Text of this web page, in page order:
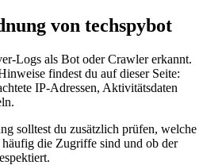
von techspybot
Logs als Bot oder Crawler erkannt.
findest du auf dieser Seite:
IP-Adressen, Aktivitätsdaten
solltest du zusätzlich prüfen, welche
die Zugriffe sind und ob der